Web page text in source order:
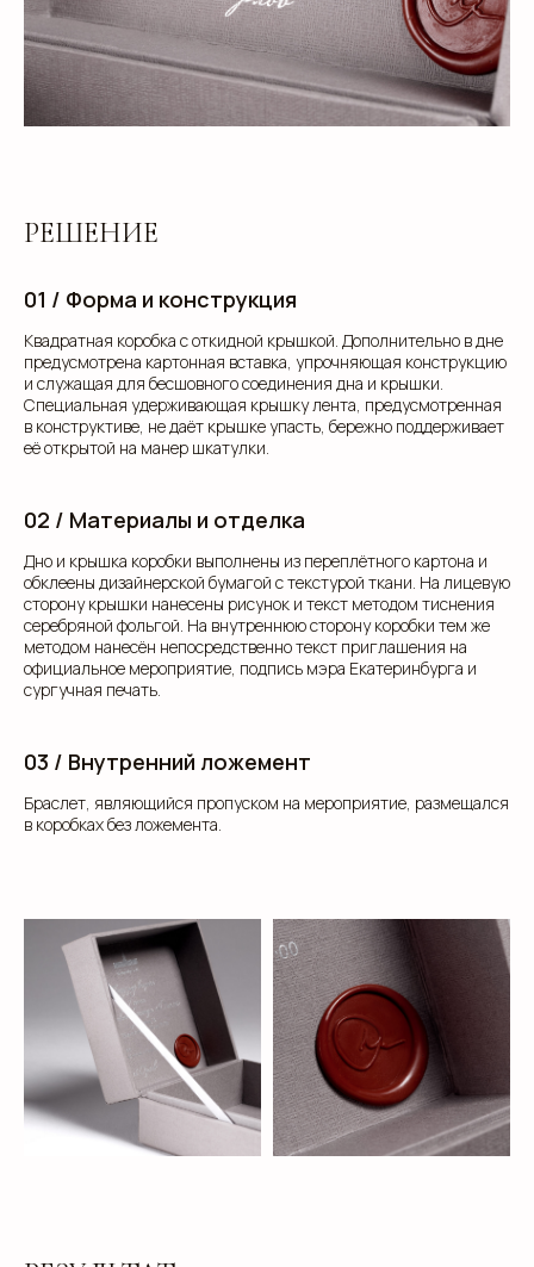
РЕШЕНИЕ
01 / Форма и конструкция
Квадратная коробка с откидной крышкой. Дополнительно в дне
предусмотрена картонная вставка, упрочняющая конструкцию
и служащая для бесшовного соединения дна и крышки.
Специальная удерживающая крышку лента, предусмотренная
в конструктиве, не даёт крышке упасть, бережно поддерживает
её открытой на манер шкатулки.
02 / Материалы и отделка
Дно и крышка коробки выполнены из переплётного картона и
обклеены дизайнерской бумагой с текстурой ткани. На лицевую
сторону крышки нанесены рисунок и текст методом тиснения
серебряной фольгой. На внутреннюю сторону коробки тем же
методом нанесён непосредственно текст приглашения на
официальное мероприятие, подпись мэра Екатеринбурга и
сургучная печать.
03 / Внутренний ложемент
Браслет, являющийся пропуском на мероприятие, размещался
в коробках без ложемента.
Свяжитесь с нами для консультации. Мы обсудим
ваши потребности, предложим варианты и
разработаем упаковку, которая подчеркнет
ЗАПОЛНИТЕ ЗАЯВКУ, И
МЫ ПОДБЕРЕМ ДЛЯ ВАС
ИДЕАЛЬНОЕ РЕШЕНИЕ
клиентам